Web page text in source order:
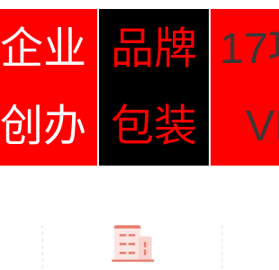
企业
创办
品牌
包装
17